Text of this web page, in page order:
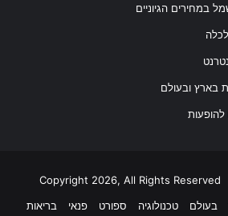
בעולם טכנולוגיה ספורט פנאי בריאות